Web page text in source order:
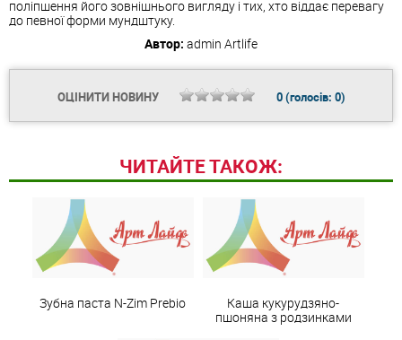
поліпшення його зовнішнього вигляду і тих, хто віддає перевагу
до певної форми мундштуку.
Автор: admin Artlife
ОЦІНИТИ НОВИНУ 0(голосів: 0)
ЧИТАЙТЕ ТАКОЖ:
Зубна паста N-Zim Prebio
Каша кукурудзяно-
пшоняна з родзинками